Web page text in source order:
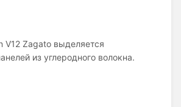
V12 Zagato выделяется
из углеродного волокна.